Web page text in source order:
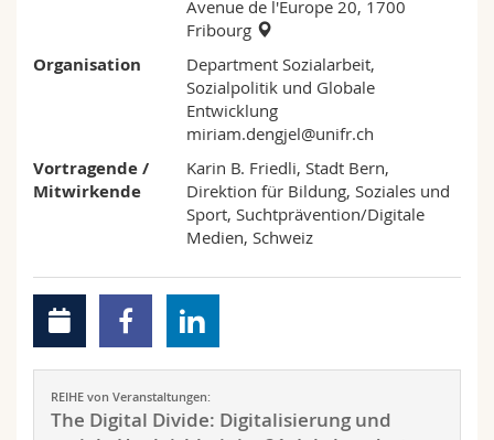
Avenue de l'Europe 20, 1700
Fribourg
Organisation
Department Sozialarbeit,
Sozialpolitik und Globale
Entwicklung
miriam.dengjel@unifr.ch
Vortragende /
Mitwirkende
Karin B. Friedli, Stadt Bern,
Direktion für Bildung, Soziales und
Sport, Suchtprävention/Digitale
Medien, Schweiz
REIHE von Veranstaltungen:
The Digital Divide: Digitalisierung und